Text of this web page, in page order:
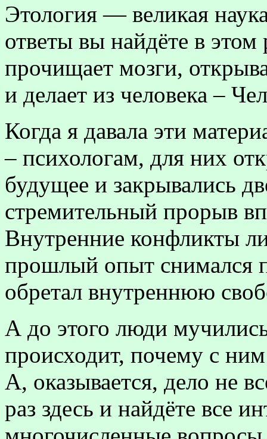
Этология — великая
ответы вы найдёте в этом
прочищает мозги,
и делает из человека –
Когда я давала эти
– психологам, для них
будущее и закрывались
стремительный прорыв
Внутренние конфликты
прошлый опыт снимался
обретал внутреннюю
А до этого люди
происходит, почему с
А, оказывается, дело не
раз здесь и найдёте все